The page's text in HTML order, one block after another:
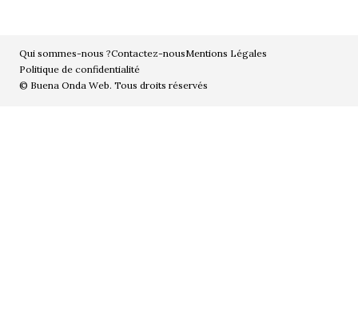
Qui sommes-nous ?Contactez-nousMentions Légales
Politique de confidentialité
© Buena Onda Web. Tous droits réservés